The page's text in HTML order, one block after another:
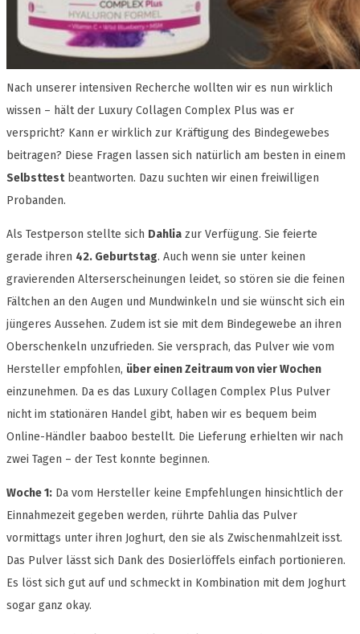
Nach unserer intensiven Recherche wollten wir es nun wirklich
wissen – hält der Luxury Collagen Complex Plus was er
verspricht? Kann er wirklich zur Kräftigung des Bindegewebes
beitragen? Diese Fragen lassen sich natürlich am besten in einem
Selbsttestbeantworten. Dazu suchten wir einen freiwilligen
Probanden.
Als Testperson stellte sich Dahlia zur Verfügung. Sie feierte
gerade ihren 42. Geburtstag. Auch wenn sie unter keinen
gravierenden Alterserscheinungen leidet, so stören sie die feinen
Fältchen an den Augen und Mundwinkeln und sie wünscht sich ein
jüngeres Aussehen. Zudem ist sie mit dem Bindegewebe an ihren
Oberschenkeln unzufrieden. Sie versprach, das Pulver wie vom
Hersteller empfohlen, über einen Zeitraum von vier Wochen
einzunehmen. Da es das Luxury Collagen Complex Plus Pulver
nicht im stationären Handel gibt, haben wir es bequem beim
Online-Händler baaboo bestellt. Die Lieferung erhielten wir nach
zwei Tagen – der Test konnte beginnen.
Woche 1: Da vom Hersteller keine Empfehlungen hinsichtlich der
Einnahmezeit gegeben werden, rührte Dahlia das Pulver
vormittags unter ihren Joghurt, den sie als Zwischenmahlzeit isst.
Das Pulver lässt sich Dank des Dosierlöffels einfach portionieren.
Es löst sich gut auf und schmeckt in Kombination mit dem Joghurt
sogar ganz okay.